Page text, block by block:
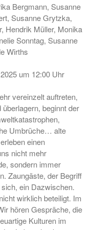
– »Der ROTE
– Grafik, Malerei,
Installation,
2025 »TAKE ME TO
Malerei, Fotografie,
Objekt
– »ZAUNGÄSTE«
Malerei, Fotografie,
Skulptur
DORTMUNDER
2.0 – »TAKE ME TO
– Malerei,
Installation, Objekt
–
–
Grafik, Objekt,
Bergmann, Susanne
Susanne Grytzka,
Hendrik Müller, Monika
Sonntag, Susanne
Wirths
um 12:00 Uhr
vereinzelt auftreten,
beginnt der
Umbrüche… alte
einen
nicht mehr
sondern immer
Zaungäste, der Begriff
ein Dazwischen.
wirklich beteiligt. Im
hören Gespräche, die
Kulturen im